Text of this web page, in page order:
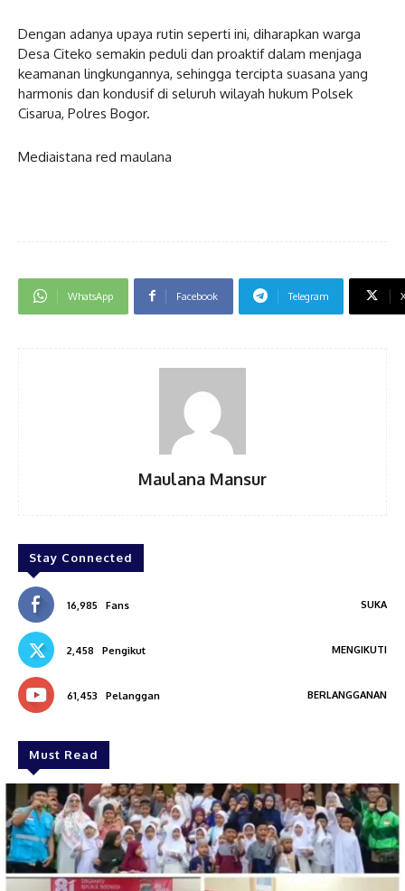
Dengan adanya upaya rutin seperti ini, diharapkan warga
Desa Citeko semakin peduli dan proaktif dalam menjaga
keamanan lingkungannya, sehingga tercipta suasana yang
harmonis dan kondusif di seluruh wilayah hukum Polsek
Cisarua, Polres Bogor.
Mediaistana red maulana
WhatsApp Facebook Telegram
Maulana Mansur
Stay Connected
16,985 Fans SUKA
2,458 Pengikut MENGIKUTI
61,453 Pelanggan BERLANGGANAN
Must Read